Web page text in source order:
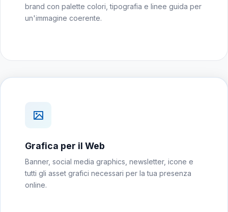
brand con palette colori, tipografia e linee guida per
un'immagine coerente.
Grafica per il Web
Banner, social media graphics, newsletter, icone e
tutti gli asset grafici necessari per la tua presenza
online.